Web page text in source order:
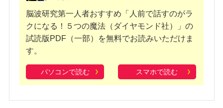
脳波研究第一人者おすすめ「人前で話すのがラ
クになる！５つの魔法（ダイヤモンド社）」の
試読版PDF（一部）を無料でお読みいただけま
す。
パソコンで読む スマホで読む